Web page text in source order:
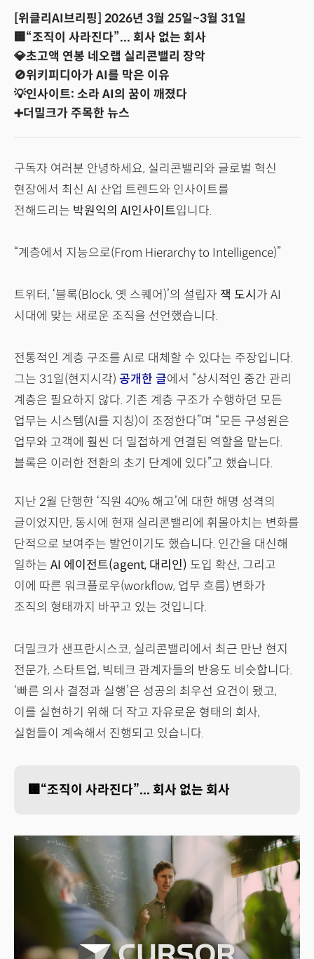
[위클리AI브리핑] 2026년 3월 25일~3월 31일
🏢“조직이 사라진다”... 회사 없는 회사
💎초고액 연봉 네오랩 실리콘밸리 장악
🚫위키피디아가 AI를 막은 이유
💡인사이트: 소라 AI의 꿈이 깨졌다
➕더밀크가 주목한 뉴스
구독자 여러분 안녕하세요, 실리콘밸리와 글로벌 혁신
현장에서 최신 AI 산업 트렌드와 인사이트를
전해드리는 박원익의 AI인사이트입니다.
“계층에서 지능으로(From Hierarchy to Intelligence)”
트위터, ‘블록(Block, 옛 스퀘어)’의 설립자 잭 도시 가 AI
시대에 맞는 새로운 조직을 선언했습니다.
전통적인 계층 구조를 AI로 대체할 수 있다는 주장입니다.
그는 31일(현지시각) 공개한 글에서 “상시적인 중간 관리
계층은 필요하지 않다. 기존 계층 구조가 수행하던 모든
업무는 시스템(AI를 지칭)이 조정한다”며 “모든 구성원은
업무와 고객에 훨씬 더 밀접하게 연결된 역할을 맡는다.
블록은 이러한 전환의 초기 단계에 있다”고 했습니다.
지난 2월 단행한 ‘직원 40% 해고’에 대한 해명 성격의
글이었지만, 동시에 현재 실리콘밸리에 휘몰아치는 변화를
단적으로 보여주는 발언이기도 했습니다. 인간을 대신해
일하는 AI 에이전트(agent, 대리인) 도입 확산, 그리고
이에 따른 워크플로우(workflow, 업무 흐름) 변화가
조직의 형태까지 바꾸고 있는 것입니다.
더밀크가 샌프란시스코, 실리콘밸리에서 최근 만난 현지
전문가, 스타트업, 빅테크 관계자들의 반응도 비슷합니다.
‘빠른 의사 결정과 실행’은 성공의 최우선 요건이 됐고,
이를 실현하기 위해 더 작고 자유로운 형태의 회사,
실험들이 계속해서 진행되고 있습니다.
🏢“조직이 사라진다”... 회사 없는 회사